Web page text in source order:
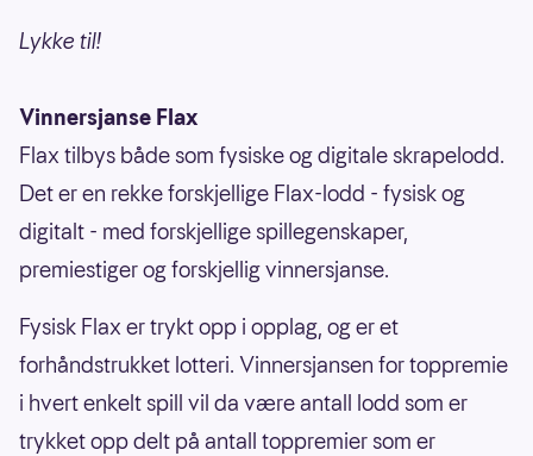
Lykke til!
Vinnersjanse Flax
Flax tilbys både som fysiske og digitale skrapelodd.
Det er en rekke forskjellige Flax-lodd - fysisk og
digitalt - med forskjellige spillegenskaper,
premiestiger og forskjellig vinnersjanse.
Fysisk Flax er trykt opp i opplag, og er et
forhåndstrukket lotteri. Vinnersjansen for toppremie
i hvert enkelt spill vil da være antall lodd som er
trykket opp delt på antall toppremier som er